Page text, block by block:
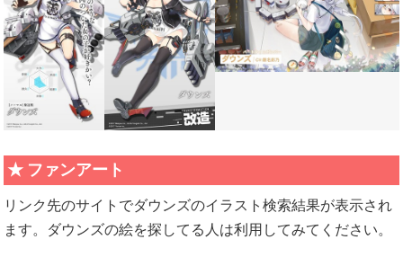
ファンアート
リンク先のサイトでダウンズのイラスト検索結果が表示され
ます。ダウンズの絵を探してる人は利用してみてください。